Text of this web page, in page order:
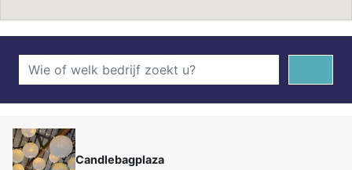
Candlebagplaza